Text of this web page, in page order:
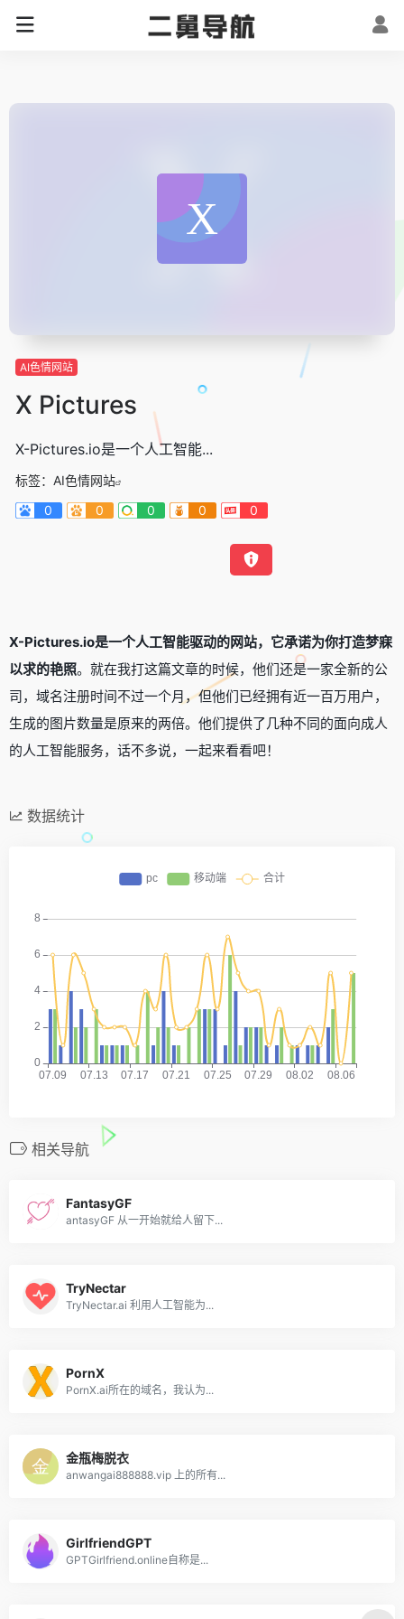
AI色情网站
X Pictures
X-Pictures.io是一个人工智能...
标签： AI色情网站
0
0 0 0 0
X-Pictures.io是一个人工智能驱动的网站，它承诺为你打造梦寐
以求的艳照。就在我打这篇文章的时候，他们还是一家全新的公
司，域名注册时间不过一个月，但他们已经拥有近一百万用户，
生成的图片数量是原来的两倍。他们提供了几种不同的面向成人
的人工智能服务，话不多说，一起来看看吧！
数据统计
相关导航
FantasyGF
antasyGF 从一开始就给人留下...
TryNectar
TryNectar.ai 利用人工智能为...
PornX
PornX.ai所在的域名，我认为...
金瓶梅脱衣
anwangai888888.vip 上的所有...
GirlfriendGPT
GPTGirlfriend.online自称是...